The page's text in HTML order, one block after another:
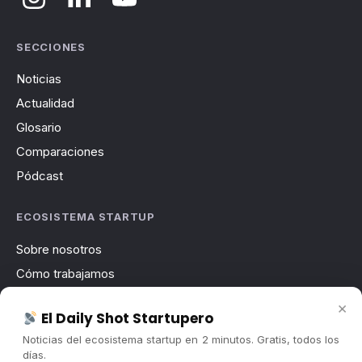
SECCIONES
Noticias
Actualidad
Glosario
Comparaciones
Pódcast
ECOSISTEMA STARTUP
Sobre nosotros
Cómo trabajamos
Contacto
Publicidad
×
El Daily Shot Startupero
Noticias del ecosistema startup en 2 minutos. Gratis, todos los
días.